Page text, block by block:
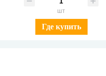
шт
Где купить